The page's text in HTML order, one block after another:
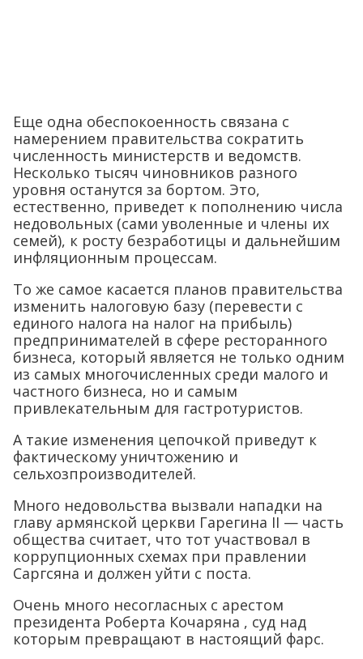
Еще одна обеспокоенность связана с
намерением правительства сократить
численность министерств и ведомств.
Несколько тысяч чиновников разного
уровня останутся за бортом. Это,
естественно, приведет к пополнению числа
недовольных (сами уволенные и члены их
семей), к росту безработицы и дальнейшим
инфляционным процессам.
То же самое касается планов правительства
изменить налоговую базу (перевести с
единого налога на налог на прибыль)
предпринимателей в сфере ресторанного
бизнеса, который является не только одним
из самых многочисленных среди малого и
частного бизнеса, но и самым
привлекательным для гастротуристов.
А такие изменения цепочкой приведут к
фактическому уничтожению и
сельхозпроизводителей.
Много недовольства вызвали нападки на
главу армянской церкви Гарегина II — часть
общества считает, что тот участвовал в
коррупционных схемах при правлении
Саргсяна и должен уйти с поста.
Очень много несогласных с арестом
президента Роберта Кочаряна , суд над
которым превращают в настоящий фарс.